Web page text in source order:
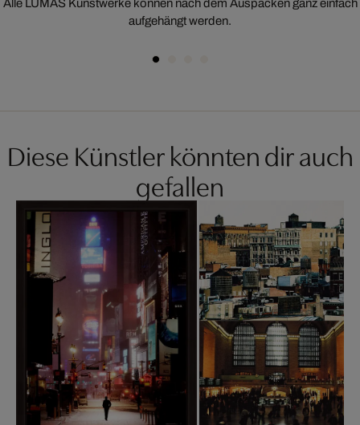
Alle LUMAS Kunstwerke können nach dem Auspacken ganz einfach
aufgehängt werden.
Diese Künstler könnten dir auch
gefallen